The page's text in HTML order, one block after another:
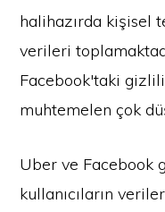
halihazırda kişisel
verileri
Facebook'taki
muhtemelen çok
Uber ve Facebook
kullanıcıların